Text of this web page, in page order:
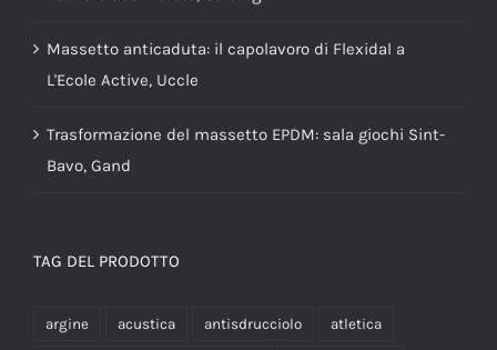
Massetto anticaduta: il capolavoro di Flexidal a
L'Ecole Active, Uccle
Trasformazione del massetto EPDM: sala giochi Sint-
Bavo, Gand
TAG DEL PRODOTTO
argine acustica antisdrucciolo atletica